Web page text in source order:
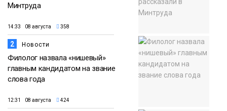
Минтруда
14:33 08 августа 358
2 Новости
Филолог назвала «нишевый»
главным кандидатом на звание
слова года
12:31 08 августа 424